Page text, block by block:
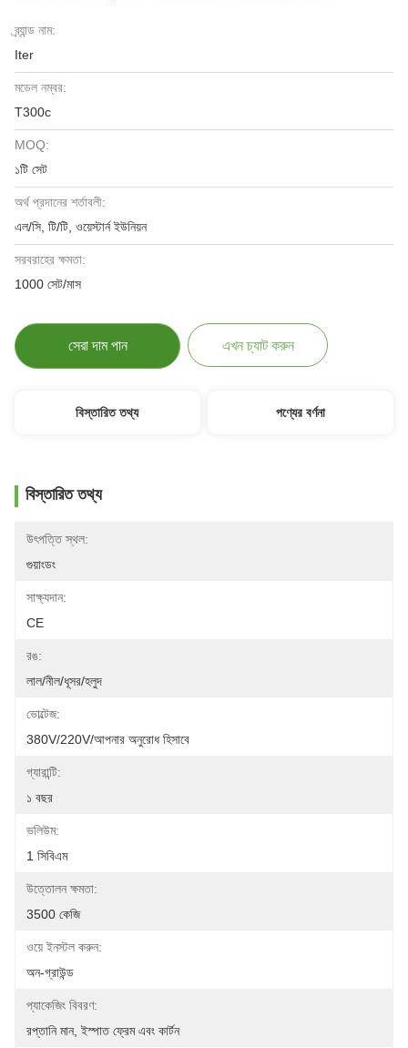
ব্র্যান্ড নাম:
Iter
মডেল নম্বর:
T300c
MOQ:
১টি সেট
অর্থ প্রদানের শর্তাবলী:
এল/সি, টি/টি, ওয়েস্টার্ন ইউনিয়ন
সরবরাহের ক্ষমতা:
1000 সেট/মাস
সেরা দাম পান এখন চ্যাট করুন
বিস্তারিত তথ্য পণ্যের বর্ণনা
বিস্তারিত তথ্য
উৎপত্তি স্থল:
গুয়াংডং
সাক্ষ্যদান:
CE
রঙ:
লাল/নীল/ধূসর/হলুদ
ভোল্টেজ:
380V/220V/আপনার অনুরোধ হিসাবে
গ্যারান্টি:
১ বছর
ভলিউম:
1 সিবিএম
উত্তোলন ক্ষমতা:
3500 কেজি
ওয়ে ইনস্টল করুন:
অন-গ্রাউন্ড
প্যাকেজিং বিবরণ:
রপ্তানি মান, ইস্পাত ফ্রেম এবং কার্টন